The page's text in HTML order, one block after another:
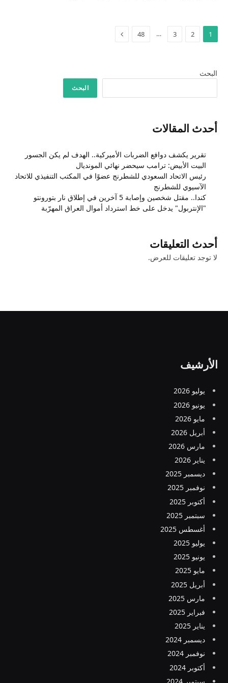
1
2
3
…
48 التالي
البحث
البحث
أحدث المقالات
تقرير يكشف دوافع الضربات الأميركية.. الهدف لم يكن الجسور
البيت الأبيض: ترامب سيحضر نهائي المونديال
رئيس الاتحاد السعودي للشطرنج عضوًا في المكتب التنفيذي للاتحاد
الآسيوي للشطرنج
كندا.. مقتل شخصين وإصابة 5 آخرين في إطلاق نار بتورونتو
"الإنتربول" يدخل على خط استرداد أموال العراق المهرّبة
أحدث التعليقات
لا توجد تعليقات للعرض.
الأرشيف
يوليو 2026
يونيو 2026
مايو 2026
أبريل 2026
مارس 2026
يناير 2026
ديسمبر 2025
نوفمبر 2025
أكتوبر 2025
سبتمبر 2025
أغسطس 2025
يوليو 2025
يونيو 2025
مايو 2025
أبريل 2025
مارس 2025
فبراير 2025
يناير 2025
ديسمبر 2024
نوفمبر 2024
أكتوبر 2024
سبتمبر 2024